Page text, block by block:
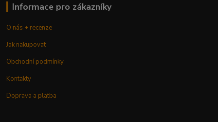
Informace pro zákazníky
O nás + recenze
Jak nakupovat
Obchodní podmínky
Kontakty
Doprava a platba